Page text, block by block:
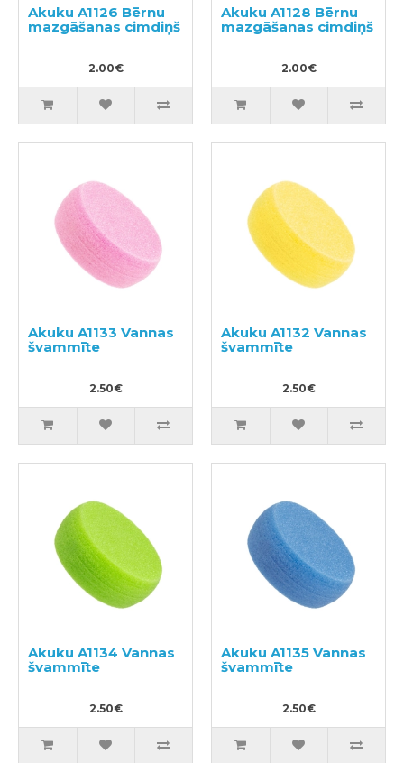
Akuku A1126 Bērnu
mazgāšanas cimdiņš
2.00€
Akuku A1128 Bērnu
mazgāšanas cimdiņš
2.00€
Akuku A1133 Vannas
švammīte
2.50€
Akuku A1132 Vannas
švammīte
2.50€
Akuku A1134 Vannas
švammīte
2.50€
Akuku A1135 Vannas
švammīte
2.50€